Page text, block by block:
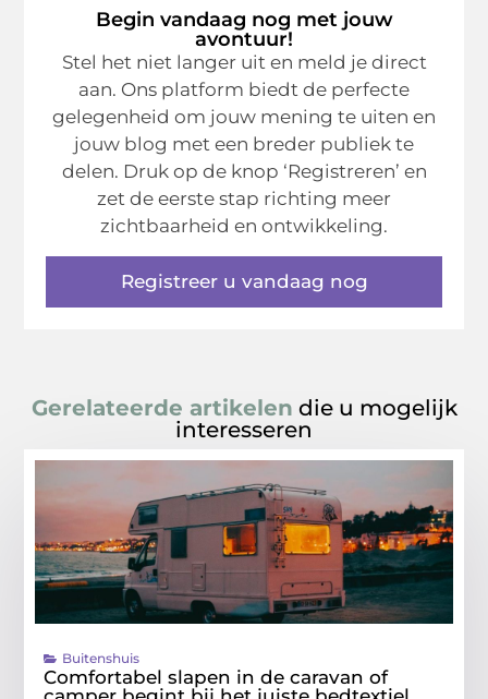
Begin vandaag nog met jouw
avontuur!
Stel het niet langer uit en meld je direct
aan. Ons platform biedt de perfecte
gelegenheid om jouw mening te uiten en
jouw blog met een breder publiek te
delen. Druk op de knop ‘Registreren’ en
zet de eerste stap richting meer
zichtbaarheid en ontwikkeling.
Registreer u vandaag nog
Gerelateerde artikelen die u mogelijk
interesseren
Buitenshuis
Comfortabel slapen in de caravan of